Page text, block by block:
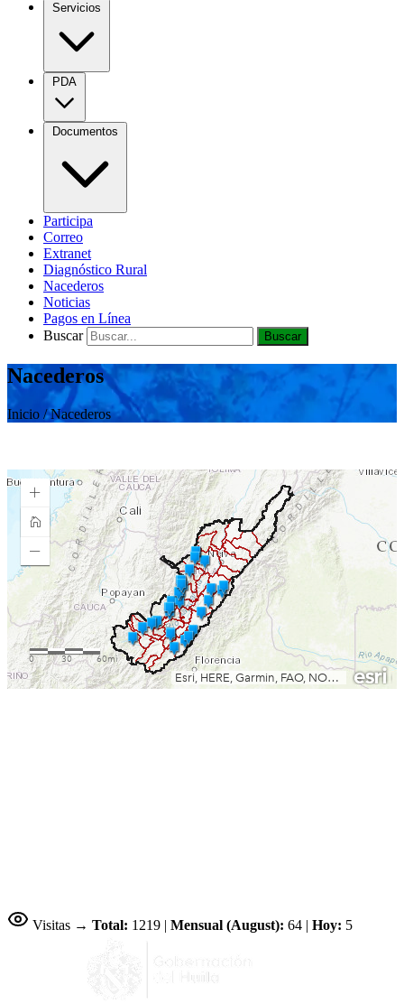
Servicios
PDA
Documentos
Participa
Correo
Extranet
Diagnóstico Rural
Nacederos
Noticias
Pagos en Línea
Buscar
Buscar
Nacederos
Inicio / Nacederos
Visitas → Total: 1219 | Mensual (August): 64 | Hoy: 5